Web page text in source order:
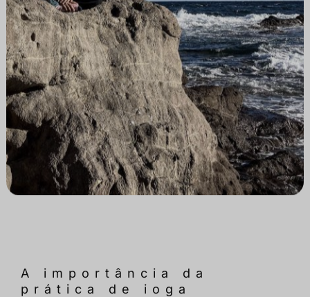
A importância da
prática de ioga